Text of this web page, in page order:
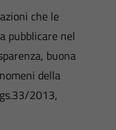
che le
pubblicare nel
buona
della
2013,